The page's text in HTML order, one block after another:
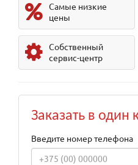
Самые низкие
цены
Собственный
сервис-центр
Заказать в один
Введите номер телефона